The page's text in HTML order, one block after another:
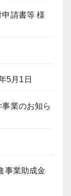
請書等 様
5月1日
業のお知ら
事業助成金